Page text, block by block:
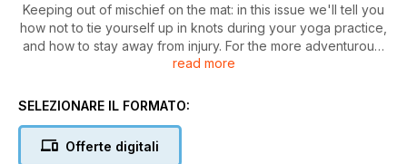
Keeping out of mischief on the mat: in this issue we'll tell you
how not to tie yourself up in knots during your yoga practice,
and how to stay away from injury. For the more adventurous,
you can read about zero gravity yoga, living life not on a
something altogether more sedate, we have some practical
all day in an office. And we show you the benefits of re-
connecting with nature, taking time out to smell the flowers, to
read more
SELEZIONARE IL FORMATO:
Offerte digitali